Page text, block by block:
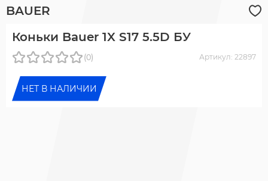
BAUER
Коньки Bauer 1X S17 5.5D БУ
(0) Артикул: 22897
НЕТ В НАЛИЧИИ